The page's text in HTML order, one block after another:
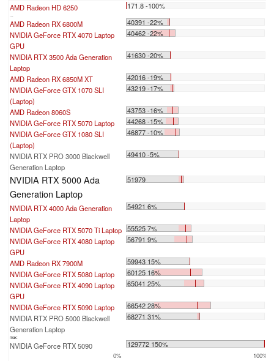
AMD Radeon HD 6250 171.8 -100%
...
AMD Radeon RX 6800M
40391 -22%
NVIDIA GeForce RTX 4070 Laptop
GPU
40462 -22%
NVIDIA RTX 3500 Ada Generation
Laptop
41630 -20%
AMD Radeon RX 6850M XT
42016 -19%
NVIDIA GeForce GTX 1070 SLI
(Laptop)
43219 -17%
AMD Radeon 8060S
43753 -16%
NVIDIA GeForce RTX 5070 Laptop
44268 -15%
NVIDIA GeForce GTX 1080 SLI
(Laptop)
46877 -10%
NVIDIA RTX PRO 3000 Blackwell
Generation Laptop
49410 -5%
NVIDIA RTX 5000 Ada
Generation Laptop
51979
NVIDIA RTX 4000 Ada Generation
Laptop
54921 6%
NVIDIA GeForce RTX 5070 Ti Laptop 55525 7%
NVIDIA GeForce RTX 4080 Laptop
GPU
56791 9%
AMD Radeon RX 7900M
59943 15%
NVIDIA GeForce RTX 5080 Laptop
60125 16%
NVIDIA GeForce RTX 4090 Laptop
GPU
65041 25%
NVIDIA GeForce RTX 5090 Laptop
66542 28%
NVIDIA RTX PRO 5000 Blackwell
Generation Laptop
68271 31%
max:
NVIDIA GeForce RTX 5090 129772 150%
0% 100%